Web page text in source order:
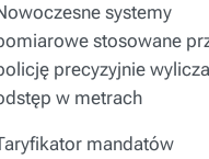
systemy
stosowane
precyzyjnie
w metrach
mandatów